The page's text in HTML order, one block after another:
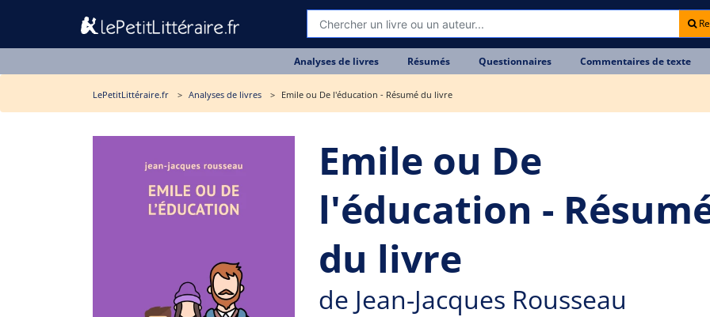
Analyses de livres Résumés Questionnaires Commentaires de texte
LePetitLittéraire.fr Analyses de livres Emile ou De l'éducation - Résumé du livre
Emile ou De
l'éducation -
du livre
de Jean-Jacques Rousseau